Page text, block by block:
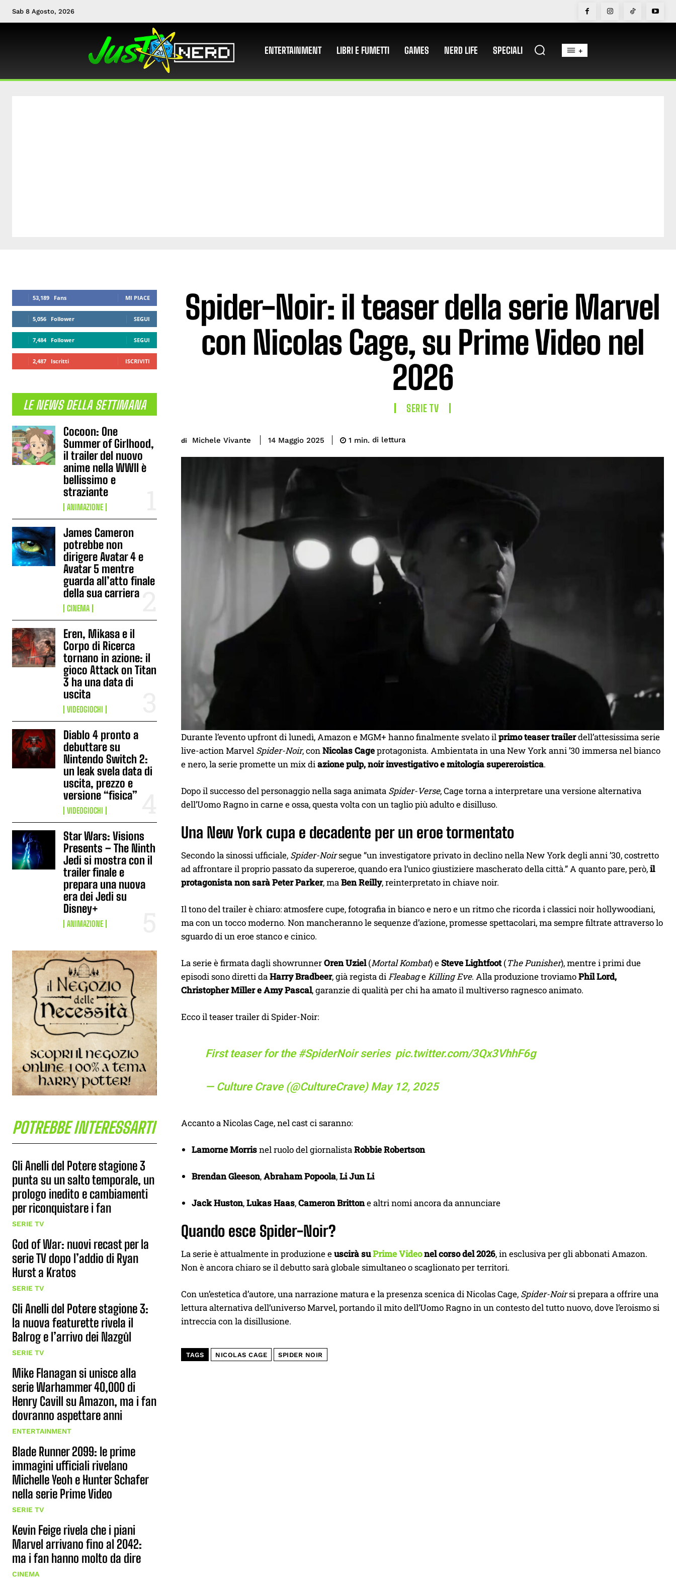
Sab 8 Agosto, 2026
ENTERTAINMENT LIBRI E FUMETTI GAMES NERD LIFE SPECIALI +
53,189 Fans MI PIACE
5,056 Follower SEGUI
7,484 Follower SEGUI
2,487 Iscritti ISCRIVITI
LE NEWS DELLA SETTIMANA
Cocoon: One
Summer of Girlhood,
il trailer del nuovo
anime nella WWII è
bellissimo e
straziante
ANIMAZIONE
James Cameron
potrebbe non
dirigere Avatar 4 e
Avatar 5 mentre
guarda all’atto finale
della sua carriera
CINEMA
Eren, Mikasa e il
Corpo di Ricerca
tornano in azione: il
gioco Attack on Titan
3 ha una data di
uscita
VIDEOGIOCHI
Diablo 4 pronto a
debuttare su
Nintendo Switch 2:
un leak svela data di
uscita, prezzo e
versione “fisica”
VIDEOGIOCHI
Star Wars: Visions
Presents – The Ninth
Jedi si mostra con il
trailer finale e
prepara una nuova
era dei Jedi su
Disney+
ANIMAZIONE
POTREBBE INTERESSARTI
Gli Anelli del Potere stagione 3
punta su un salto temporale, un
prologo inedito e cambiamenti
per riconquistare i fan
SERIE TV
God of War: nuovi recast per la
serie TV dopo l’addio di Ryan
Hurst a Kratos
SERIE TV
Gli Anelli del Potere stagione 3:
la nuova featurette rivela il
Balrog e l’arrivo dei Nazgûl
SERIE TV
Mike Flanagan si unisce alla
serie Warhammer 40,000 di
Henry Cavill su Amazon, ma i fan
dovranno aspettare anni
ENTERTAINMENT
Blade Runner 2099: le prime
immagini ufficiali rivelano
Michelle Yeoh e Hunter Schafer
nella serie Prime Video
SERIE TV
Kevin Feige rivela che i piani
Marvel arrivano fino al 2042:
ma i fan hanno molto da dire
CINEMA
Spider-Noir: il teaser della serie Marvel
con Nicolas Cage, su Prime Video nel
2026
SERIE TV
di Michele Vivante 14 Maggio 2025 1 min. di lettura
Durante l’evento upfront di lunedì, Amazon e MGM+ hanno finalmente svelato ilprimo teaser trailerdell’attesissima serie
live-action Marvel Spider-Noir, conNicolas Cageprotagonista. Ambientata in una New York anni ’30 immersa nel bianco
e nero, la serie promette un mix diazione pulp, noir investigativo e mitologia supereroistica.
Dopo il successo del personaggio nella saga animata Spider-Verse, Cage torna a interpretare una versione alternativa
dell’Uomo Ragno in carne e ossa, questa volta con un taglio più adulto e disilluso.
Una New York cupa e decadente per un eroe tormentato
Secondo la sinossi ufficiale, Spider-Noirsegue “un investigatore privato in declino nella New York degli anni ’30, costretto
ad affrontare il proprio passato da supereroe, quando era l’unico giustiziere mascherato della città.” A quanto pare, però,il
protagonista non sarà Peter Parker, maBen Reilly, reinterpretato in chiave noir.
Il tono del trailer è chiaro: atmosfere cupe, fotografia in bianco e nero e un ritmo che ricorda i classici noir hollywoodiani,
ma con un tocco moderno. Non mancheranno le sequenze d’azione, promesse spettacolari, ma sempre filtrate attraverso lo
sguardo di un eroe stanco e cinico.
La serie è firmata dagli showrunnerOren Uziel(Mortal Kombat) eSteve Lightfoot(The Punisher), mentre i primi due
episodi sono diretti daHarry Bradbeer, già regista diFleabageKilling Eve. Alla produzione troviamoPhil Lord,
Christopher Miller e Amy Pascal, garanzie di qualità per chi ha amato il multiverso ragnesco animato.
Ecco il teaser trailer di Spider-Noir:
First teaser for the #SpiderNoirseries ️ pic.twitter.com/3Qx3VhhF6g
— Culture Crave (@CultureCrave) May 12, 2025
Accanto a Nicolas Cage, nel cast ci saranno:
Lamorne Morrisnel ruolo del giornalistaRobbie Robertson
Brendan Gleeson,Abraham Popoola,Li Jun Li
Jack Huston,Lukas Haas,Cameron Brittone altri nomi ancora da annunciare
Quando esce Spider-Noir?
La serie è attualmente in produzione euscirà suPrime Videonel corso del 2026, in esclusiva per gli abbonati Amazon.
Non è ancora chiaro se il debutto sarà globale simultaneo o scaglionato per territori.
Con un’estetica d’autore, una narrazione matura e la presenza scenica di Nicolas Cage, Spider-Noirsi prepara a offrire una
lettura alternativa dell’universo Marvel, portando il mito dell’Uomo Ragno in un contesto del tutto nuovo, dove l’eroismo si
intreccia con la disillusione.
TAGS NICOLAS CAGE SPIDER NOIR